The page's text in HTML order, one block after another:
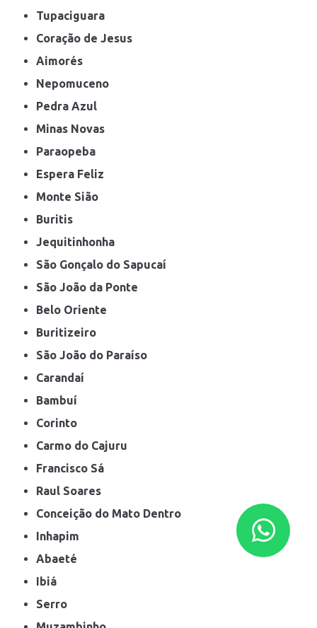
Tupaciguara
Coração de Jesus
Aimorés
Nepomuceno
Pedra Azul
Minas Novas
Paraopeba
Espera Feliz
Monte Sião
Buritis
Jequitinhonha
São Gonçalo do Sapucaí
São João da Ponte
Belo Oriente
Buritizeiro
São João do Paraíso
Carandaí
Bambuí
Corinto
Carmo do Cajuru
Francisco Sá
Raul Soares
Conceição do Mato Dentro
Inhapim
Abaeté
Ibiá
Serro